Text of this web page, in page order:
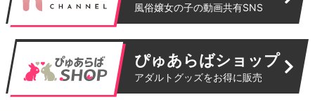
風俗嬢女の子の動画共有SNS
ぴゅあらばショップ
アダルトグッズをお得に販売